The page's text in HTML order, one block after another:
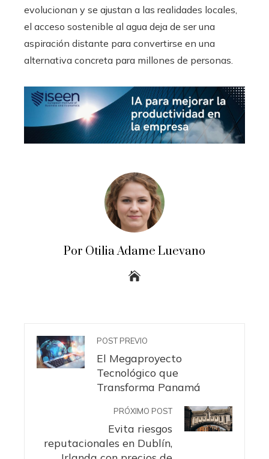
evolucionan y se ajustan a las realidades locales,
el acceso sostenible al agua deja de ser una
aspiración distante para convertirse en una
alternativa concreta para millones de personas.
Por Otilia Adame Luevano
POST PREVIO
El Megaproyecto
Tecnológico que
Transforma Panamá
PRÓXIMO POST
Evita riesgos
reputacionales en Dublín,